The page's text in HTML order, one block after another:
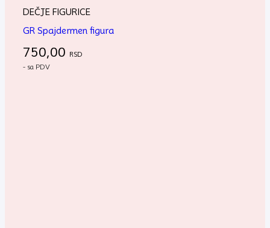
DEČJE FIGURICE
GR Spajdermen figura
750,00 RSD
- sa PDV